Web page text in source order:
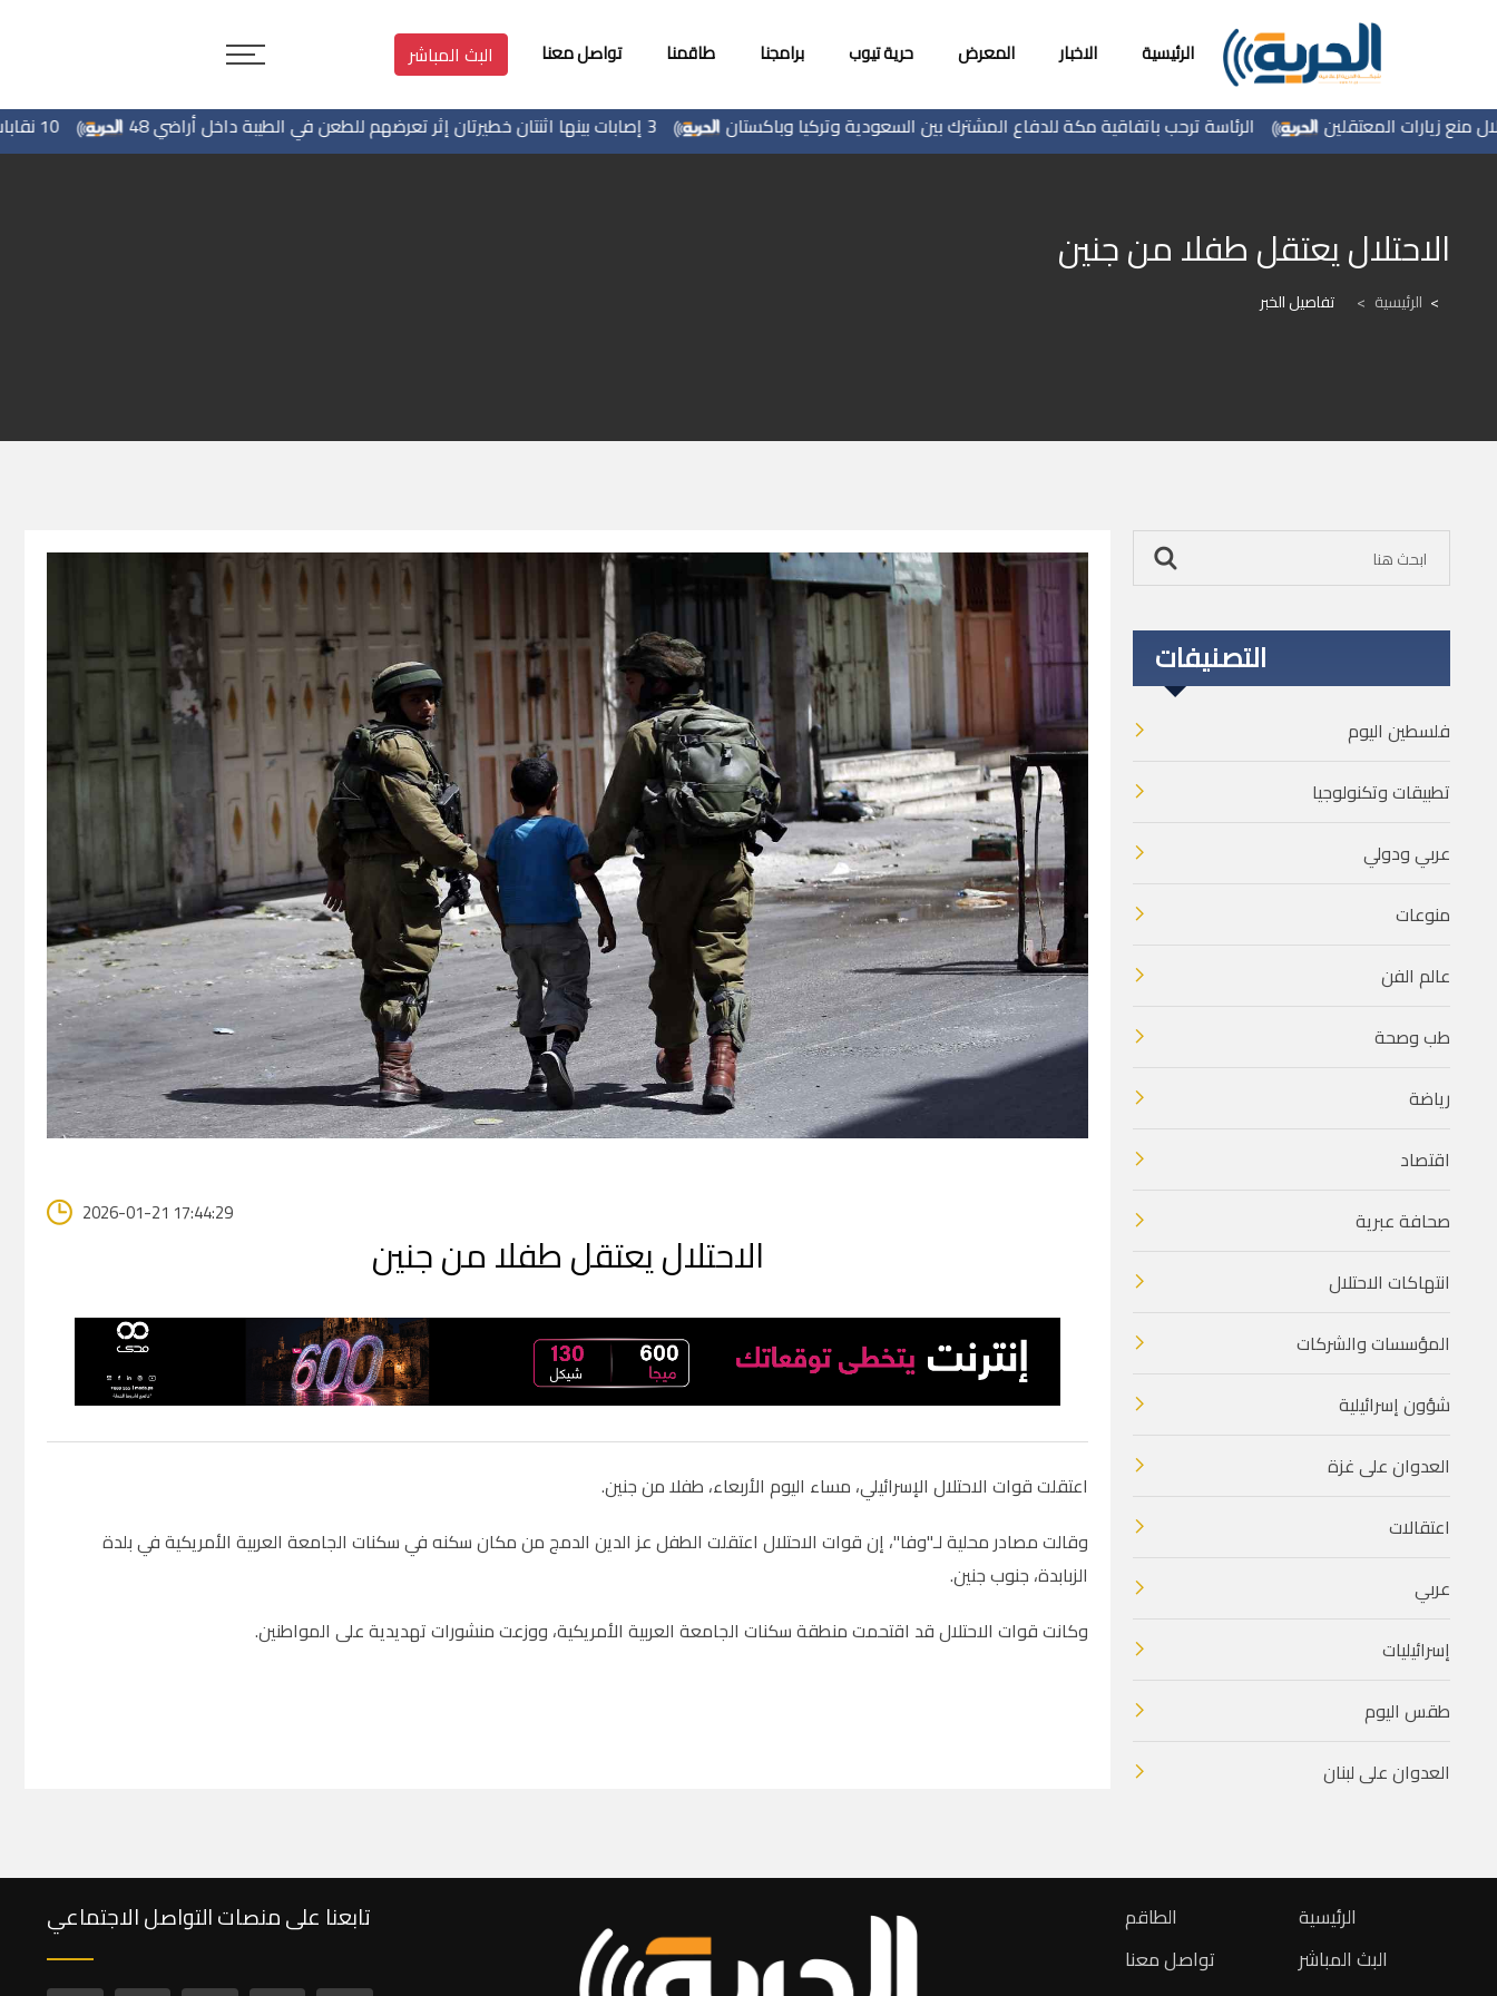
الرئيسية الاخبار المعرض حرية تيوب برامجنا طاقمنا تواصل معنا البث المباشر
10 نقابات تطالب بيرنهام بوقف استخدام أمريكا للقواعد البريطانية في حرب إيران 3 إصابات بينها اثنتان خطيرتان إثر تعرضهم للطعن في الطيبة داخل أراضي 48 الرئاسة ترحب باتفاقية مكة للدفاع المشترك بين السعودية وتركيا وباكستان المعتقلين
الاحتلال يعتقل طفلا من جنين
الرئيسية > تفاصيل الخبر
2026-01-21 17:44:29
الاحتلال يعتقل طفلا من جنين
اعتقلت قوات الاحتلال الإسرائيلي، مساء اليوم الأربعاء، طفلا من جنين.
وقالت مصادر محلية لـ"وفا"، إن قوات الاحتلال اعتقلت الطفل عز الدين الدمج من مكان سكنه في سكنات الجامعة العربية الأمريكية في بلدة
الزبابدة، جنوب جنين.
وكانت قوات الاحتلال قد اقتحمت منطقة سكنات الجامعة العربية الأمريكية، ووزعت منشورات تهديدية على المواطنين.
التصنيفات
فلسطين اليوم
تطبيقات وتكنولوجيا
عربي ودولي
منوعات
عالم الفن
طب وصحة
رياضة
اقتصاد
صحافة عبرية
انتهاكات الاحتلال
المؤسسات والشركات
شؤون إسرائيلية
العدوان على غزة
اعتقالات
عربي
إسرائيليات
طقس اليوم
العدوان على لبنان
تابعنا على منصات التواصل الاجتماعي
الطاقم
تواصل معنا
الرئيسية
البث المباشر